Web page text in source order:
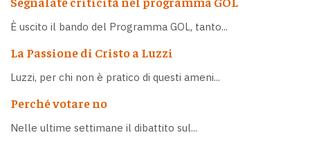
È uscito il bando del Programma GOL, tanto...
La Passione di Cristo a Luzzi
Luzzi, per chi non è pratico di questi ameni...
Perché votare no
Nelle ultime settimane il dibattito sul...